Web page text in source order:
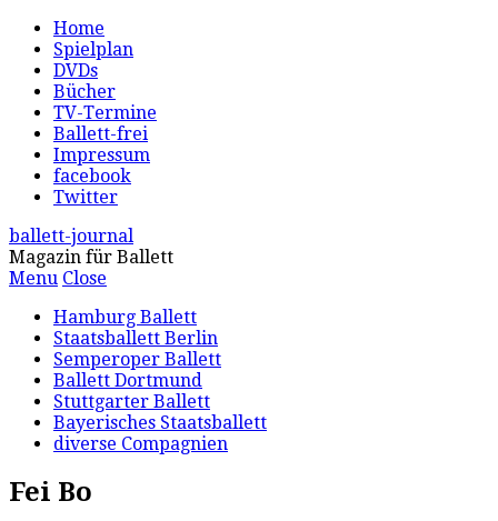
Home
Spielplan
DVDs
Bücher
TV-Termine
Ballett-frei
Impressum
facebook
Twitter
ballett-journal
Magazin für Ballett
Menu Close
Hamburg Ballett
Staatsballett Berlin
Semperoper Ballett
Ballett Dortmund
Stuttgarter Ballett
Bayerisches Staatsballett
diverse Compagnien
Fei Bo